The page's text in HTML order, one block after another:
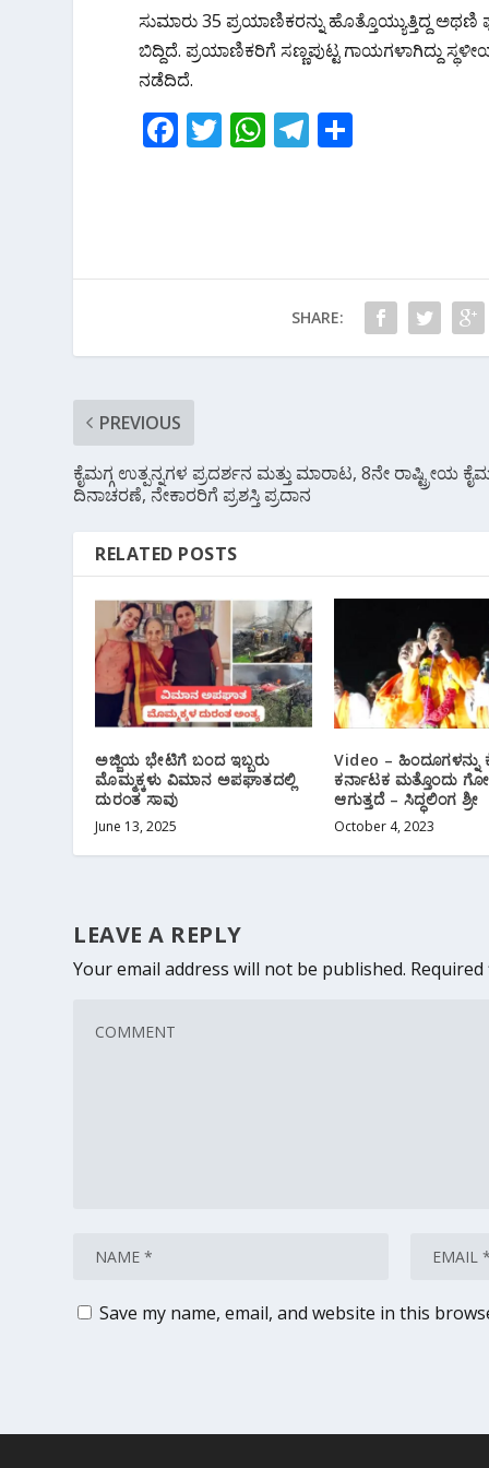
o
o
k
A
p
a
m
ಸುಮಾರು 35 ಪ್ರಯಾಣಿಕರನ್ನು ಹೊತ್ತೊಯ್ಯುತ್ತಿದ್ದ
ಬಿದ್ದಿದೆ. ಪ್ರಯಾಣಿಕರಿಗೆ ಸಣ್ಣಪುಟ್ಟ ಗಾಯಗಳಾಗಿದ್ದು
ನಡೆದಿದೆ.
F
o
T W
A
T
a
m
SHARE:
PREVIOUS
ಕೈಮಗ್ಗ ಉತ್ಪನ್ನಗಳ ಪ್ರದರ್ಶನ ಮತ್ತು ಮಾರಾಟ, 8ನೇ ರಾಷ್ಟ್ರೀಯ
ದಿನಾಚರಣೆ, ನೇಕಾರರಿಗೆ ಪ್ರಶಸ್ತಿ ಪ್ರದಾನ
RELATED POSTS
ಅಜ್ಜಿಯ ಭೇಟಿಗೆ ಬಂದ ಇಬ್ಬರು
ಮೊಮ್ಮಕ್ಕಳು ವಿಮಾನ ಅಪಘಾತದಲ್ಲಿ
ದುರಂತ ಸಾವು
June 13, 2025
Video – ಹಿಂದೂಗಳನ್ನು
ಕರ್ನಾಟಕ ಮತ್ತೊಂದು
ಆಗುತ್ತದೆ – ಸಿದ್ಧಲಿಂಗ ಶ್ರೀ
October 4, 2023
LEAVE A REPLY
Your email address will not be published.
Save my name, email, and website in this